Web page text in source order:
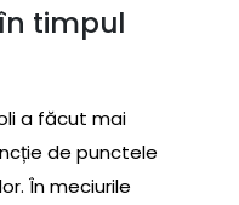
timpul
a făcut mai
de punctele
În meciurile